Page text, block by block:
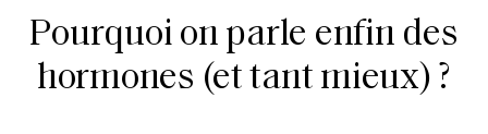
Pourquoi on parle enfin des
hormones (et tant mieux) ?